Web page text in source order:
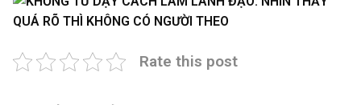
Rate this post